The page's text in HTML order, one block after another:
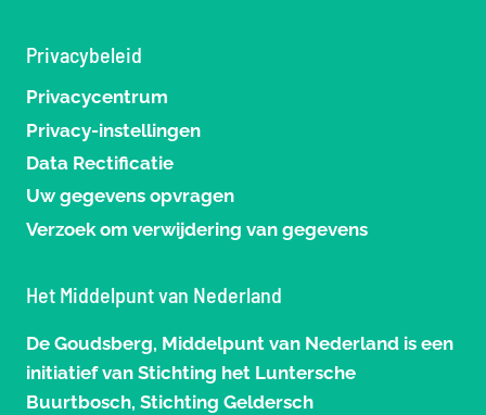
Privacybeleid
Privacycentrum
Privacy-instellingen
Data Rectificatie
Uw gegevens opvragen
Verzoek om verwijdering van gegevens
Het Middelpunt van Nederland
De Goudsberg, Middelpunt van Nederland is een
initiatief van Stichting het Luntersche
Buurtbosch, Stichting Geldersch